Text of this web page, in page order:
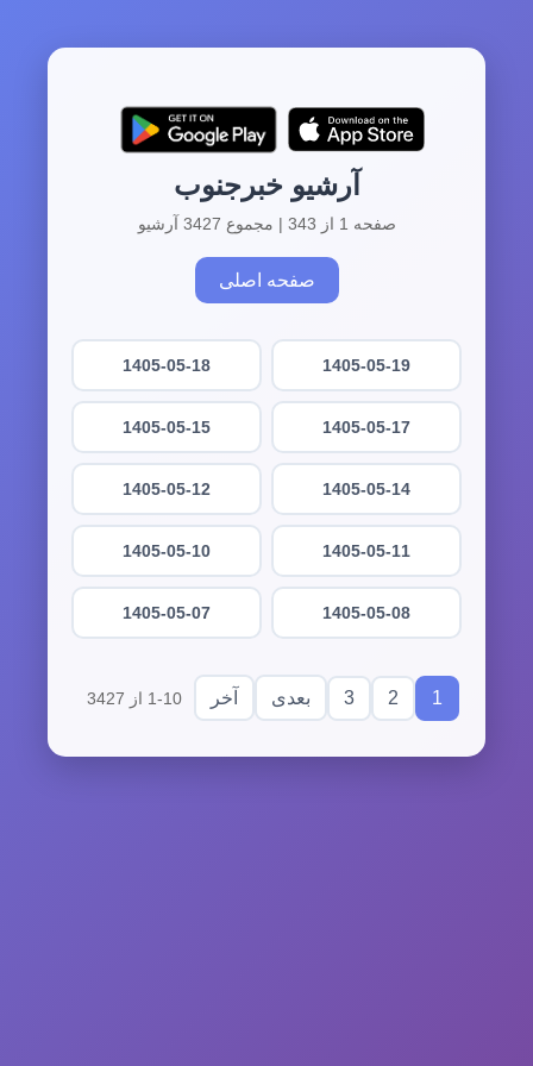
آرشیو خبرجنوب
صفحه 1 از 343 | مجموع 3427 آرشیو
صفحه اصلی
1405-05-19
1405-05-18
1405-05-17
1405-05-15
1405-05-14
1405-05-12
1405-05-11
1405-05-10
1405-05-08
1405-05-07
1
2
3 بعدی آخر 1-10 از 3427